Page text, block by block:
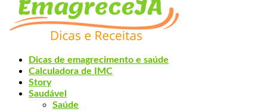
Dicas de emagrecimento e saúde
Calculadora de IMC
Story
Saudável
Saúde